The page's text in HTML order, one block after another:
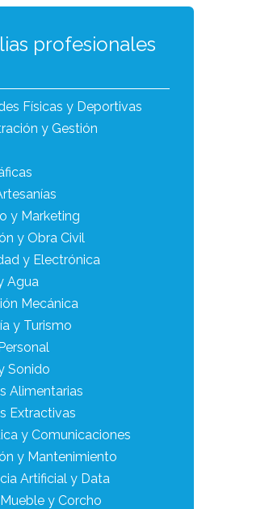
profesionales
Físicas y Deportivas
y Gestión
y Marketing
y Obra Civil
y Electrónica
Agua
Mecánica
y Turismo
Sonido
Alimentarias
Extractivas
y Comunicaciones
y Mantenimiento
Artificial y Data
y Corcho